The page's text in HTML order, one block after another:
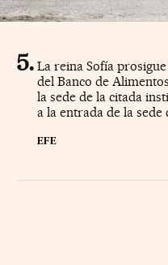
La reina Sofía
del Banco de
la sede de la citada
a la entrada de la
EFE